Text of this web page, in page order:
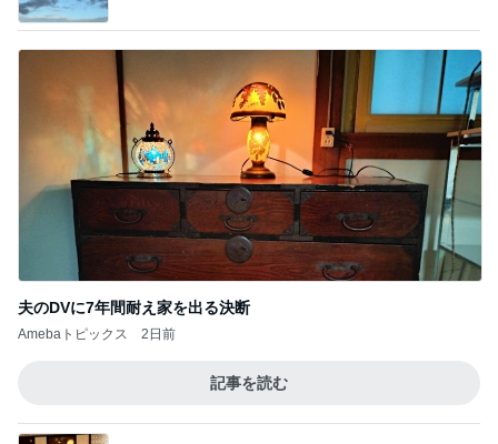
夫のDVに7年間耐え家を出る決断
Amebaトピックス 2日前
記事を読む